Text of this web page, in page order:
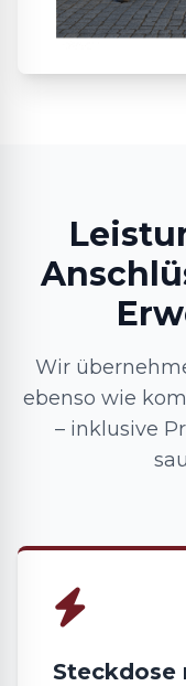
Wir
ebenso wie
– inklusive
Steckdose